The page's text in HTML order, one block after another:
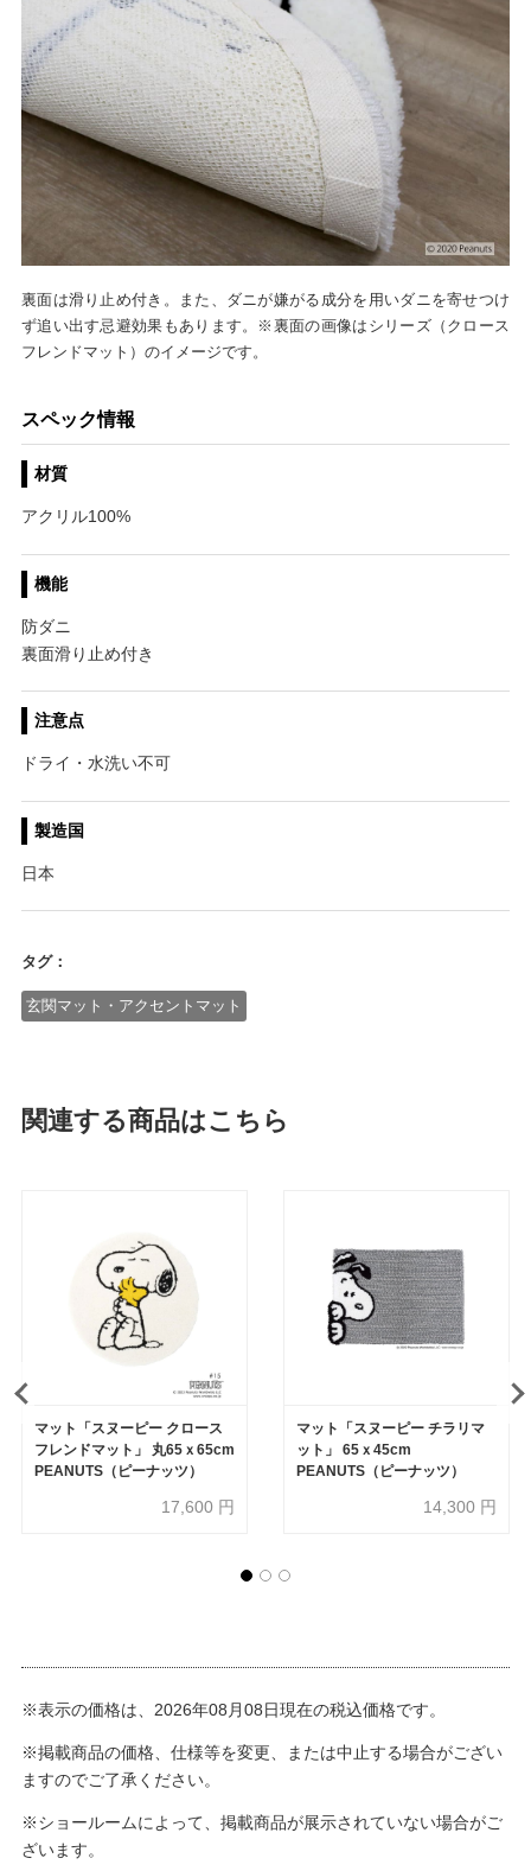
裏面は滑り止め付き。また、ダニが嫌がる成分を用いダニを寄せつけ
ず追い出す忌避効果もあります。※裏面の画像はシリーズ（クロース
フレンドマット）のイメージです。
スペック情報
材質
アクリル100%
機能
防ダニ
裏面滑り止め付き
注意点
ドライ・水洗い不可
製造国
日本
タグ：
玄関マット・アクセントマット
関連する商品はこちら
マット「スヌーピー クロース
フレンドマット」 丸65ｘ65cm
PEANUTS（ピーナッツ）
17,600 円
マット「スヌーピー チラリマ
ット」 65ｘ45cm
PEANUTS（ピーナッツ）
14,300 円
※表示の価格は、2026年08月08日現在の税込価格です。
※掲載商品の価格、仕様等を変更、または中止する場合がござい
ますのでご了承ください。
※ショールームによって、掲載商品が展示されていない場合がご
ざいます。